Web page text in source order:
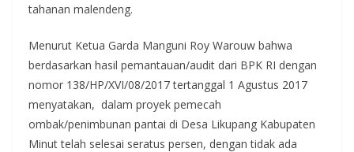
tahanan malendeng.
Menurut Ketua Garda Manguni Roy Warouw bahwa
berdasarkan hasil pemantauan/audit dari BPK RI dengan
nomor 138/HP/XVI/08/2017 tertanggal 1 Agustus 2017
menyatakan, dalam proyek pemecah
ombak/penimbunan pantai di Desa Likupang Kabupaten
Minut telah selesai seratus persen, dengan tidak ada